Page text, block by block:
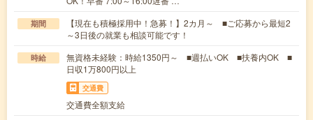
期間
【現在も積極採用中！急募！】2カ月～ ■ご応募から最短2
～3日後の就業も相談可能です！
時給
無資格未経験：時給1350円～ ■週払いOK ■扶養内OK ■
日収1万800円以上
交通費
交通費全額支給